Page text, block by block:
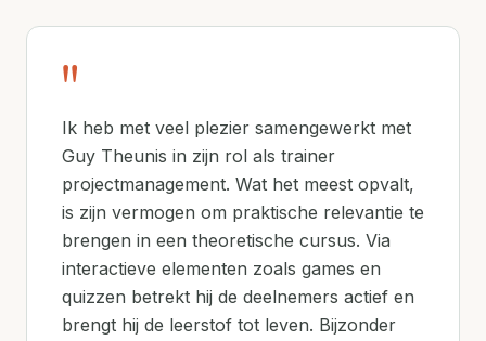
"
Ik heb met veel plezier samengewerkt met
Guy Theunis in zijn rol als trainer
projectmanagement. Wat het meest opvalt,
is zijn vermogen om praktische relevantie te
brengen in een theoretische cursus. Via
interactieve elementen zoals games en
quizzen betrekt hij de deelnemers actief en
brengt hij de leerstof tot leven. Bijzonder